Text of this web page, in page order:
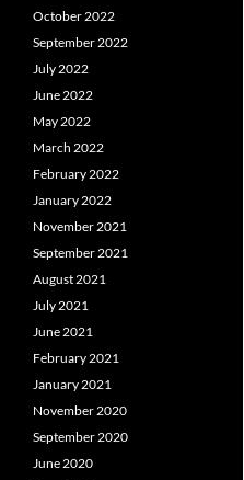
October 2022
September 2022
July 2022
June 2022
May 2022
March 2022
February 2022
January 2022
November 2021
September 2021
August 2021
July 2021
June 2021
February 2021
January 2021
November 2020
September 2020
June 2020